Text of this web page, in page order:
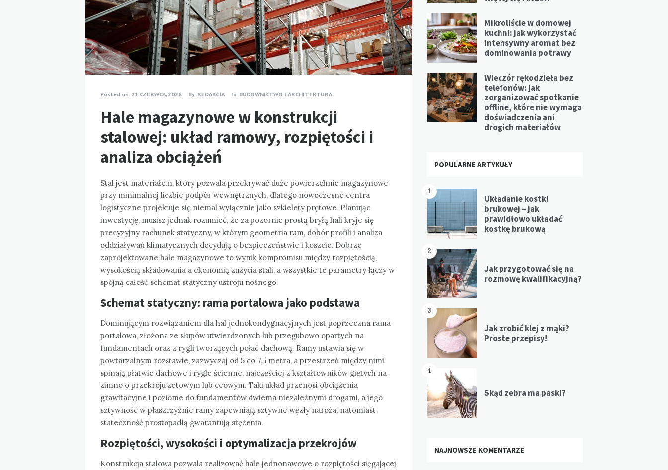
Posted on 21 CZERWCA, 2026 By REDAKCJA In BUDOWNICTWO I ARCHITEKTURA
Hale magazynowe w konstrukcji
stalowej: układ ramowy, rozpiętości i
analiza obciążeń
Stal jest materiałem, który pozwala przekrywać duże powierzchnie magazynowe
przy minimalnej liczbie podpór wewnętrznych, dlatego nowoczesne centra
logistyczne projektuje się niemal wyłącznie jako szkielety prętowe. Planując
inwestycję, musisz jednak rozumieć, że za pozornie prostą bryłą hali kryje się
precyzyjny rachunek statyczny, w którym geometria ram, dobór profili i analiza
oddziaływań klimatycznych decydują o bezpieczeństwie i koszcie. Dobrze
zaprojektowane hale magazynowe to wynik kompromisu między rozpiętością,
wysokością składowania a ekonomią zużycia stali, a wszystkie te parametry łączy w
spójną całość schemat statyczny ustroju nośnego.
Schemat statyczny: rama portalowa jako podstawa
Dominującym rozwiązaniem dla hal jednokondygnacyjnych jest poprzeczna rama
portalowa, złożona ze słupów utwierdzonych lub przegubowo opartych na
fundamentach oraz z rygli tworzących połać dachową. Ramy ustawia się w
powtarzalnym rozstawie, zazwyczaj od 5 do 7,5 metra, a przestrzeń między nimi
spinają płatwie dachowe i rygle ścienne, najczęściej z kształtowników giętych na
zimno o przekroju zetowym lub ceowym. Taki układ przenosi obciążenia
grawitacyjne i poziome do fundamentów dwiema niezależnymi drogami, a jego
sztywność w płaszczyźnie ramy zapewniają sztywne węzły naroża, natomiast
stateczność prostopadłą gwarantują stężenia.
Rozpiętości, wysokości i optymalizacja przekrojów
Konstrukcja stalowa pozwala realizować hale jednonawowe o rozpiętości sięgającej
Mikroliście w domowej
kuchni: jak wykorzystać
intensywny aromat bez
dominowania potrawy
Wieczór rękodzieła bez
telefonów: jak
zorganizować spotkanie
offline, które nie wymaga
doświadczenia ani
drogich materiałów
POPULARNE ARTYKUŁY
1
Układanie kostki
brukowej – jak
prawidłowo układać
kostkę brukową
2
Jak przygotować się na
rozmowę kwalifikacyjną?
3
Jak zrobić klej z mąki?
Proste przepisy!
4
Skąd zebra ma paski?
NAJNOWSZE KOMENTARZE